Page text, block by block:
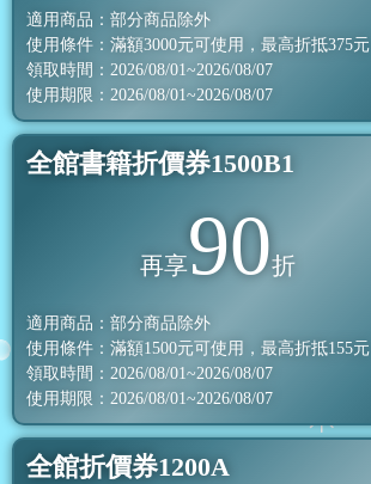
適用商品：部分商品除外
使用條件：滿額3000元可使用，最高折抵375元
領取時間：2026/08/01~2026/08/07
使用期限：2026/08/01~2026/08/07
全館書籍折價券1500B1
再享90折
適用商品：部分商品除外
使用條件：滿額1500元可使用，最高折抵155元
領取時間：2026/08/01~2026/08/07
使用期限：2026/08/01~2026/08/07
全館折價券1200A